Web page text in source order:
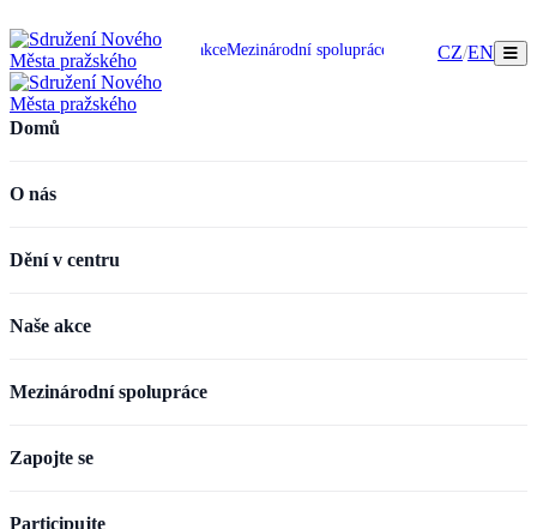
O násDění v centruNaše akceMezinárodní spolupráce Zapojte seParticipujte
CZ/EN
Domů
O nás
Dění v centru
Naše akce
Mezinárodní spolupráce
Zapojte se
Participujte